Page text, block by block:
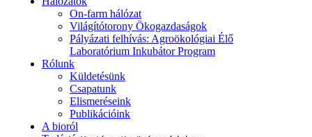
On-farm hálózat
Világítótorony Ökogazdaságok
Pályázati felhívás: Agroökológiai Élő
Laboratórium Inkubátor Program
Rólunk
Küldetésünk
Csapatunk
Elismeréseink
Publikációink
A bioról